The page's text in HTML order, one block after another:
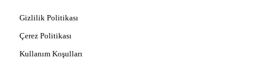
Gizlilik Politikası
Çerez Politikası
Kullanım Koşulları